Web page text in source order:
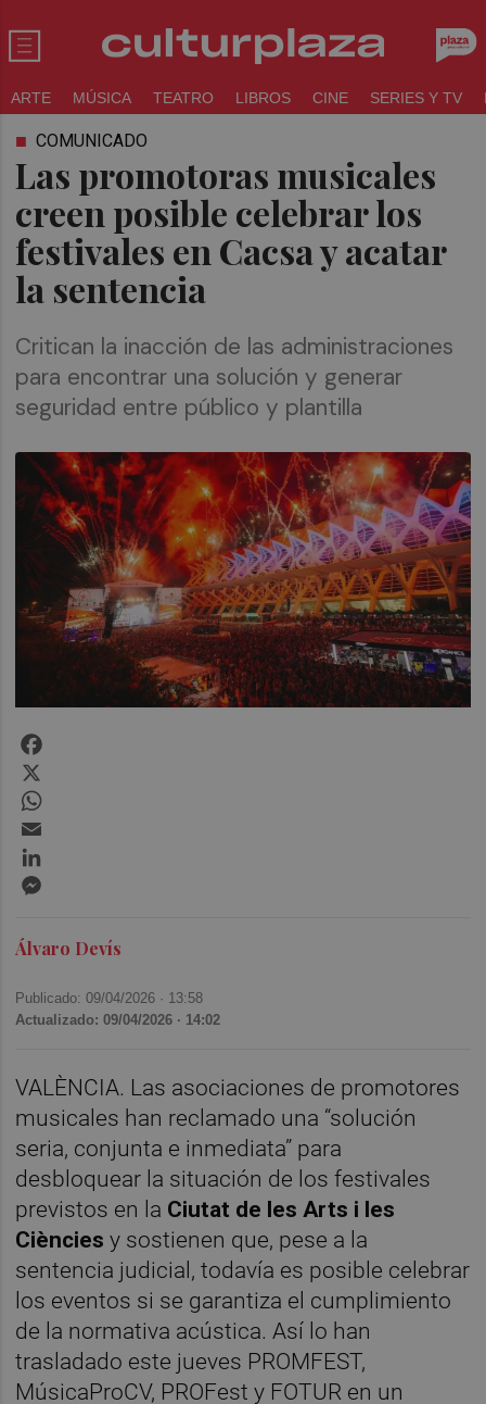
ARTE MÚSICA TEATRO LIBROS CINE SERIES Y TV
Las promotoras musicales
creen posible celebrar los
festivales en Cacsa y acatar
la sentencia
COMUNICADO
Critican la inacción de las administraciones
para encontrar una solución y generar
seguridad entre público y plantilla
Álvaro Devís
Publicado: 09/04/2026 · 13:58
Actualizado: 09/04/2026 · 14:02
VALÈNCIA. Las asociaciones de promotores
musicales han reclamado una “solución
seria, conjunta e inmediata” para
desbloquear la situación de los festivales
previstos en la Ciutat de les Arts i les
Ciènciesy sostienen que, pese a la
sentencia judicial, todavía es posible celebrar
los eventos si se garantiza el cumplimiento
de la normativa acústica. Así lo han
trasladado este jueves PROMFEST,
MúsicaProCV, PROFest y FOTUR en un